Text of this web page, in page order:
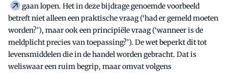
gaan lopen. Het in deze bijdrage genoemde voorbeeld
betreft niet alleen een praktische vraag (‘had er gemeld moeten
worden?’), maar ook een principiële vraag (‘wanneer is de
meldplicht precies van toepassing?’). De wet beperkt dit tot
levensmiddelen die in de handel worden gebracht. Dat is
weliswaar een ruim begrip, maar omvat volgens